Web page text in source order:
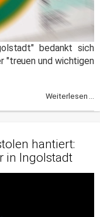
bedankt sich
"treuen und wichtigen
Weiterlesen ...
hantiert:
in Ingolstadt